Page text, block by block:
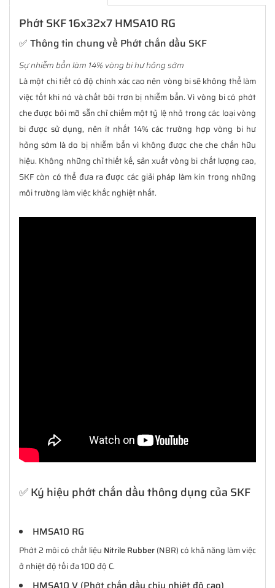
Phớt SKF 16x32x7 HMSA10 RG
✅ Thông tin chung về Phớt chắn dầu SKF
Sự nhiễm bẩn làm 14% vòng bi hư hỏng sớm
Là một chi tiết có độ chính xác cao nên vòng bi sẽ không thể làm
việc tốt khi nó và chất bôi trơn bị nhiễm bẩn. Vì vòng bi có phớt
che được bôi mỡ sẵn chỉ chiếm một tỷ lệ nhỏ trong các loại vòng
bi được sử dụng, nên ít nhất 14% các trường hợp vòng bi hư
hỏng sớm là do bị nhiễm bẩn vì không được che che chắn hữu
hiệu. Không những chỉ thiết kế, sản xuất vòng bi chất lượng cao,
SKF còn có thể đưa ra được các giải pháp làm kín trong những
môi trường làm việc khắc nghiệt nhất.
✅ Ký hiệu phớt chắn dầu thông dụng của SKF
HMSA10 RG
Phớt 2 môi có chất liệu Nitrile Rubber(NBR) có khả năng làm việc
ở nhiệt độ tối đa 100 độ C.